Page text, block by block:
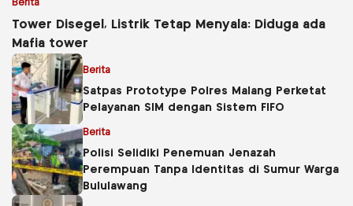
Berita
Tower Disegel, Listrik Tetap Menyala: Diduga ada
Mafia tower
Berita
Satpas Prototype Polres Malang Perketat
Pelayanan SIM dengan Sistem FIFO
Berita
Polisi Selidiki Penemuan Jenazah
Perempuan Tanpa Identitas di Sumur Warga
Bululawang